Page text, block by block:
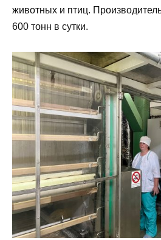
животных и птиц.
600 тонн в сутки.